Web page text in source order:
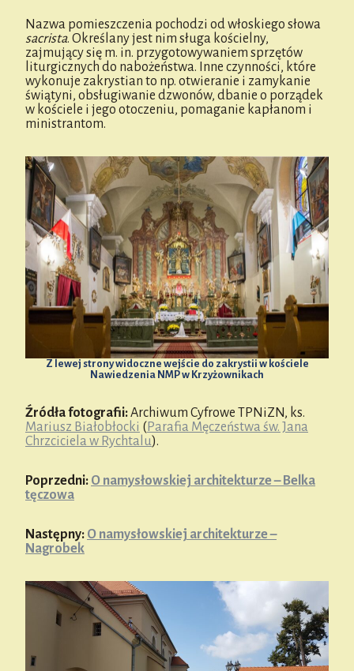
Nazwa pomieszczenia pochodzi od włoskiego słowa
sacrista. Określany jest nim sługa kościelny,
zajmujący się m. in. przygotowywaniem sprzętów
liturgicznych do nabożeństwa. Inne czynności, które
wykonuje zakrystian to np. otwieranie i zamykanie
świątyni, obsługiwanie dzwonów, dbanie o porządek
w kościele i jego otoczeniu, pomaganie kapłanom i
ministrantom.
Z lewej strony widoczne wejście do zakrystii w kościele
Nawiedzenia NMP w Krzyżownikach
Źródła fotografii:Archiwum Cyfrowe TPNiZN, ks.
Mariusz Białobłocki ( Parafia Męczeństwa św. Jana
Chrzciciela w Rychtalu).
Poprzedni: O namysłowskiej architekturze – Belka
tęczowa
Następny: O namysłowskiej architekturze –
Nagrobek